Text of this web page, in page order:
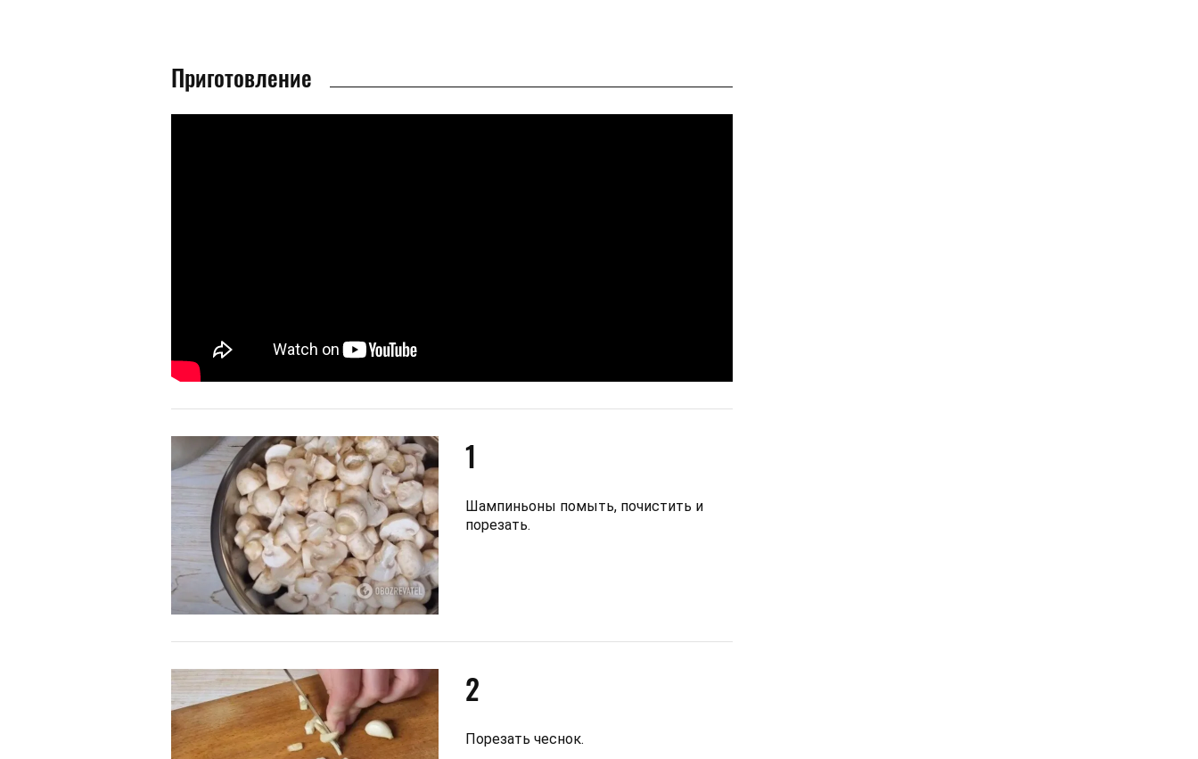
Приготовление
1
Шампиньоны помыть, почистить и
порезать.
2
Порезать чеснок.